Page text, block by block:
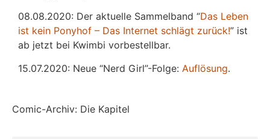
08.08.2020: Der aktuelle Sammelband “Das Leben
ist kein Ponyhof – Das Internet schlägt zurück!” ist
ab jetzt bei Kwimbi vorbestellbar.
15.07.2020: Neue “Nerd Girl”-Folge: Auflösung.
Comic-Archiv: Die Kapitel